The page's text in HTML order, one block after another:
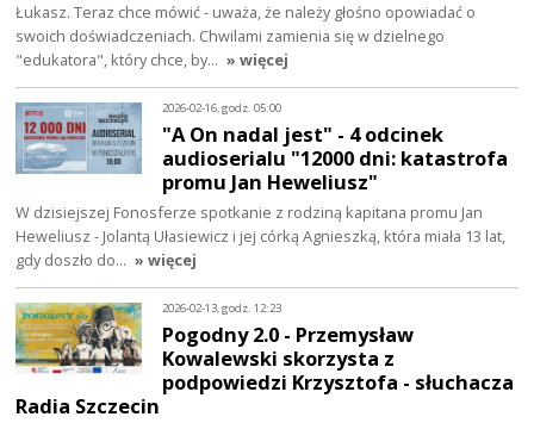
Łukasz. Teraz chce mówić - uważa, że należy głośno opowiadać o
swoich doświadczeniach. Chwilami zamienia się w dzielnego
"edukatora", który chce, by… » więcej
2026-02-16, godz. 05:00
"A On nadal jest" - 4 odcinek
audioserialu "12000 dni: katastrofa
promu Jan Heweliusz"
W dzisiejszej Fonosferze spotkanie z rodziną kapitana promu Jan
Heweliusz - Jolantą Ułasiewicz i jej córką Agnieszką, która miała 13 lat,
gdy doszło do… » więcej
2026-02-13, godz. 12:23
Pogodny 2.0 - Przemysław
Kowalewski skorzysta z
podpowiedzi Krzysztofa - słuchacza
Radia Szczecin